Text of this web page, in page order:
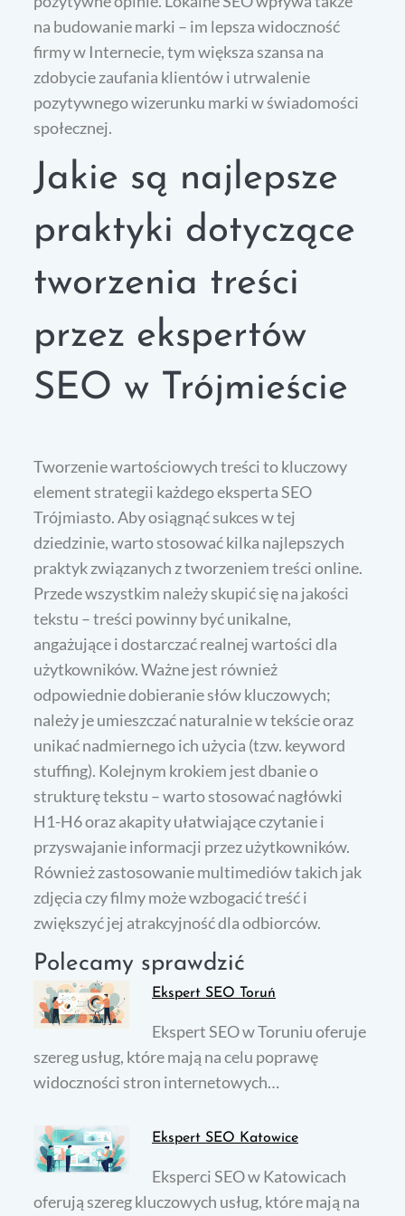
na budowanie marki – im lepsza widoczność
firmy w Internecie, tym większa szansa na
zdobycie zaufania klientów i utrwalenie
pozytywnego wizerunku marki w świadomości
społecznej.
Jakie są najlepsze
praktyki dotyczące
tworzenia treści
przez ekspertów
SEO w Trójmieście
Tworzenie wartościowych treści to kluczowy
element strategii każdego eksperta SEO
Trójmiasto. Aby osiągnąć sukces w tej
dziedzinie, warto stosować kilka najlepszych
praktyk związanych z tworzeniem treści online.
Przede wszystkim należy skupić się na jakości
tekstu – treści powinny być unikalne,
angażujące i dostarczać realnej wartości dla
użytkowników. Ważne jest również
odpowiednie dobieranie słów kluczowych;
należy je umieszczać naturalnie w tekście oraz
unikać nadmiernego ich użycia (tzw. keyword
stuffing). Kolejnym krokiem jest dbanie o
strukturę tekstu – warto stosować nagłówki
H1-H6 oraz akapity ułatwiające czytanie i
przyswajanie informacji przez użytkowników.
Również zastosowanie multimediów takich jak
zdjęcia czy filmy może wzbogacić treść i
zwiększyć jej atrakcyjność dla odbiorców.
Polecamy sprawdzić
Ekspert SEO Toruń
Ekspert SEO w Toruniu oferuje
szereg usług, które mają na celu poprawę
widoczności stron internetowych…
Ekspert SEO Katowice
Eksperci SEO w Katowicach
oferują szereg kluczowych usług, które mają na